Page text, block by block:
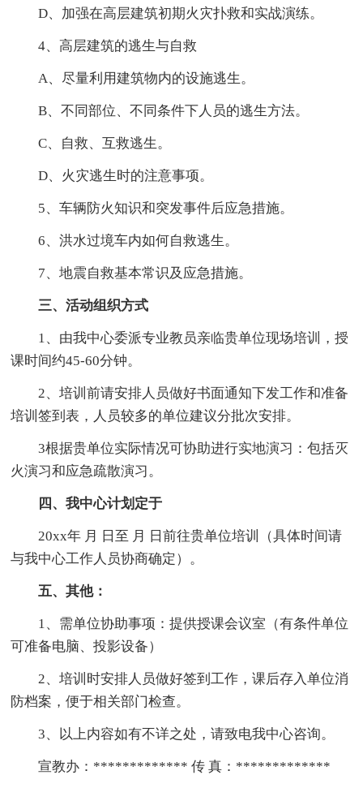
D、加强在高层建筑初期火灾扑救和实战演练。
4、高层建筑的逃生与自救
A、尽量利用建筑物内的设施逃生。
B、不同部位、不同条件下人员的逃生方法。
C、自救、互救逃生。
D、火灾逃生时的注意事项。
5、车辆防火知识和突发事件后应急措施。
6、洪水过境车内如何自救逃生。
7、地震自救基本常识及应急措施。
三、活动组织方式
1、由我中心委派专业教员亲临贵单位现场培训，授
课时间约45-60分钟。
2、培训前请安排人员做好书面通知下发工作和准备
培训签到表，人员较多的单位建议分批次安排。
3根据贵单位实际情况可协助进行实地演习：包括灭
火演习和应急疏散演习。
四、我中心计划定于
20xx年 月 日至 月 日前往贵单位培训（具体时间请
与我中心工作人员协商确定）。
五、其他：
1、需单位协助事项：提供授课会议室（有条件单位
可准备电脑、投影设备）
2、培训时安排人员做好签到工作，课后存入单位消
防档案，便于相关部门检查。
3、以上内容如有不详之处，请致电我中心咨询。
宣教办：************* 传 真：*************